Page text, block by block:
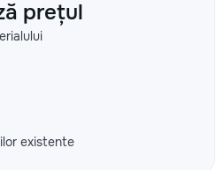
prețul
existente